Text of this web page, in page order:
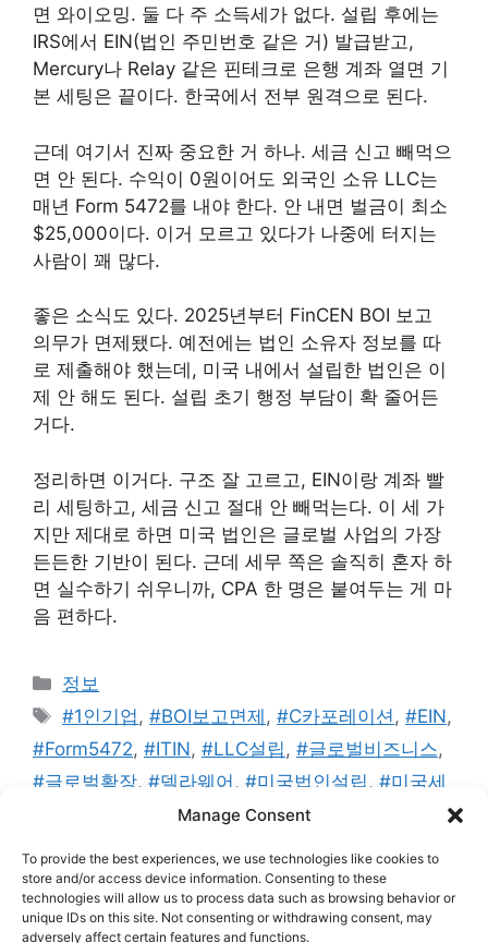
Manage Consent
To provide the best experiences, we use technologies like cookies to
store and/or access device information. Consenting to these
technologies will allow us to process data such as browsing behavior or
unique IDs on this site. Not consenting or withdrawing consent, may
adversely affect certain features and functions.
면 와이오밍. 둘 다 주 소득세가 없다. 설립 후에는
IRS에서 EIN(법인 주민번호 같은 거) 발급받고,
Mercury나 Relay 같은 핀테크로 은행 계좌 열면 기
본 세팅은 끝이다. 한국에서 전부 원격으로 된다.
근데 여기서 진짜 중요한 거 하나. 세금 신고 빼먹으
면 안 된다. 수익이 0원이어도 외국인 소유 LLC는
매년 Form 5472를 내야 한다. 안 내면 벌금이 최소
$25,000이다. 이거 모르고 있다가 나중에 터지는
사람이 꽤 많다.
좋은 소식도 있다. 2025년부터 FinCEN BOI 보고
의무가 면제됐다. 예전에는 법인 소유자 정보를 따
로 제출해야 했는데, 미국 내에서 설립한 법인은 이
제 안 해도 된다. 설립 초기 행정 부담이 확 줄어든
거다.
정리하면 이거다. 구조 잘 고르고, EIN이랑 계좌 빨
리 세팅하고, 세금 신고 절대 안 빼먹는다. 이 세 가
지만 제대로 하면 미국 법인은 글로벌 사업의 가장
든든한 기반이 된다. 근데 세무 쪽은 솔직히 혼자 하
면 실수하기 쉬우니까, CPA 한 명은 붙여두는 게 마
음 편하다.
카
테
리
정보
태
#1인기업 ,#BOI보고면제 ,#C카포레이션 ,#EIN,
#Form5472, #ITIN, #LLC설립 , #글로벌비즈니스,
#글로벌확장, #델라웨어, #미국법인설립, #미국세
#미국스타트업,#미국은행계좌
외직접투자
댓글 남기기